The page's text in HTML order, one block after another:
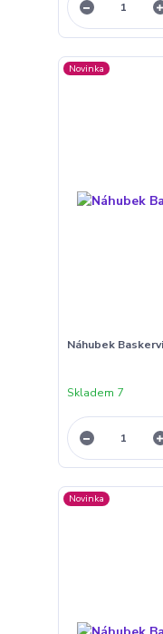
Novinka
Náhubek
Skladem 7
Novinka